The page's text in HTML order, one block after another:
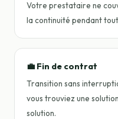
Votre prestataire ne
la continuité pendant
💼 Fin de contrat
Transition sans
vous trouviez une
solution.